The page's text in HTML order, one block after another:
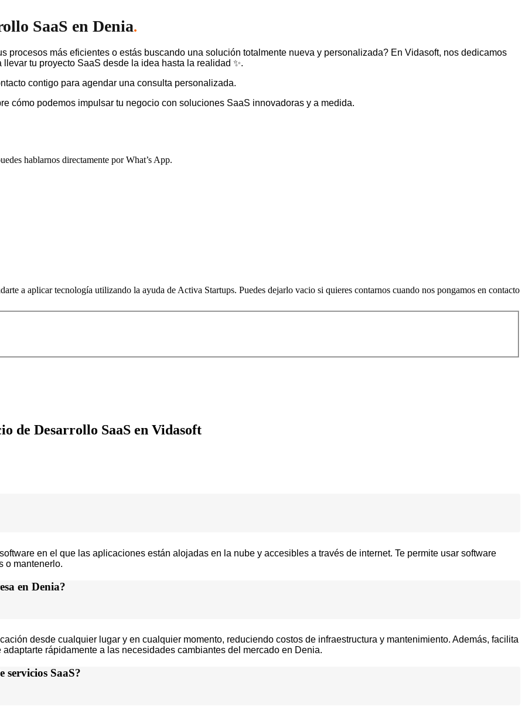
SaaS en Denia.
procesos más eficientes o estás buscando una solución totalmente nueva y personalizada? En Vidasoft, nos dedicamos
tu proyecto SaaS desde la idea hasta la realidad ✨.
contigo para agendar una consulta personalizada.
cómo podemos impulsar tu negocio con soluciones SaaS innovadoras y a medida.
hablarnos directamente por What’s App.
a aplicar tecnología utilizando la ayuda de Activa Startups. Puedes dejarlo vacio si quieres contarnos cuando nos pongamos en contacto
de Desarrollo SaaS en Vidasoft
en el que las aplicaciones están alojadas en la nube y accesibles a través de internet. Te permite usar software
o mantenerlo.
en Denia?
desde cualquier lugar y en cualquier momento, reduciendo costos de infraestructura y mantenimiento. Además, facilita
rápidamente a las necesidades cambiantes del mercado en Denia.
servicios SaaS?